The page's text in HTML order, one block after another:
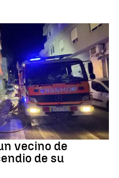
vecino de
de su